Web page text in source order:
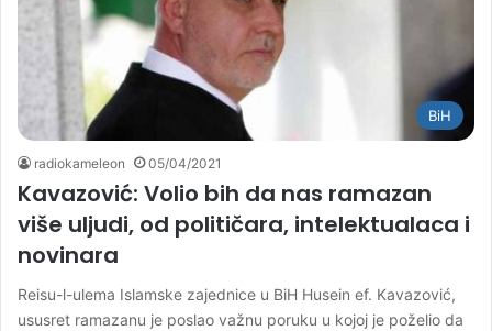
BiH
radiokameleon 05/04/2021
Kavazović: Volio bih da nas ramazan
više uljudi, od političara, intelektualaca i
novinara
Reisu-l-ulema Islamske zajednice u BiH Husein ef. Kavazović,
ususret ramazanu je poslao važnu poruku u kojoj je poželio da